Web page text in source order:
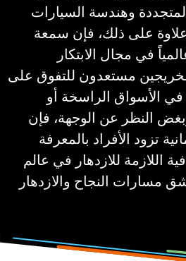
وهندسة السيارات
علاوة على ذلك، فإن سمعة
في مجال الابتكار
مستعدون للتفوق على
في الأسواق الراسخة أو
النظر عن الوجهة، فإن
تزود الأفراد بالمعرفة
اللازمة للازدهار في عالم
مسارات النجاح والازدهار